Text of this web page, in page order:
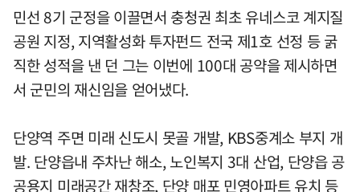
민선 8기 군정을 이끌면서 충청권 최초 유네스코 계지질
공원 지정, 지역활성화 투자펀드 전국 제1호 선정 등 굵
직한 성적을 낸 던 그는 이번에 100대 공약을 제시하면
서 군민의 재신임을 얻어냈다.
단양역 주면 미래 신도시 못골 개발, KBS중계소 부지 개
발. 단양읍내 주차난 해소, 노인복지 3대 산업, 단양읍 공
공용지 미래공간 재창조, 단양 매포 민영아파트 유치 등